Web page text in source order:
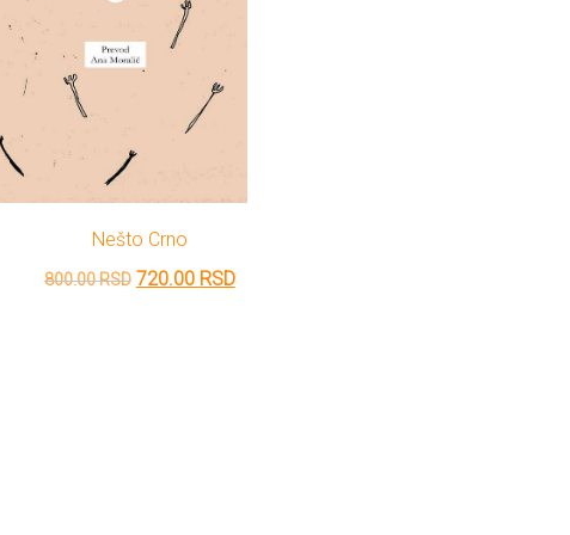
Nešto Crno
800.00RSD Originalna
720.00 RSDTrenutna